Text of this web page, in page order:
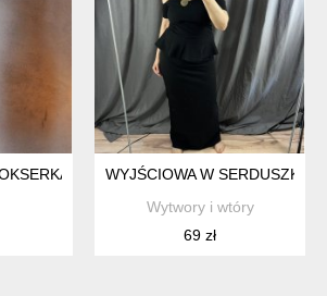
DEKOLT NA PLECACH XS S
WYJŚCIOWA W SERDUSZKO
Wytwory i wtóry
69 zł